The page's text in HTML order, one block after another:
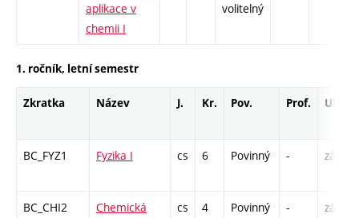
aplikace v
chemii I
volitelný
1. ročník, letní semestr
Zkratka Název J. Kr. Pov. Prof. Uk.
BC_FYZ1 Fyzika I cs 6 Povinný - zá,zk
BC_CHI2
Chemická
cs 4 Povinný - zá,zk